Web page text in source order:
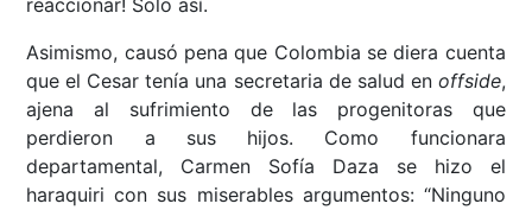
reaccionar! Solo así.
Asimismo, causó pena que Colombia se diera cuenta
que el Cesar tenía una secretaria de salud enoffside,
ajena al sufrimiento de las progenitoras que
perdieron a sus hijos. Como funcionara
departamental, Carmen Sofía Daza se hizo el
haraquiri con sus miserables argumentos: “Ninguno